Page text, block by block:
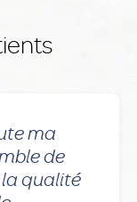
ma
de
la qualité